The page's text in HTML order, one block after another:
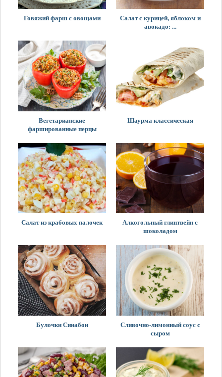
Говяжий фарш с овощами
Салат с курицей, яблоком и
авокадо: ...
Вегетарианские
фаршированные перцы
Шаурма классическая
Салат из крабовых палочек
Алкогольный глинтвейн с
шоколадом
Булочки Синабон
Сливочно-лимонный соус с
сыром